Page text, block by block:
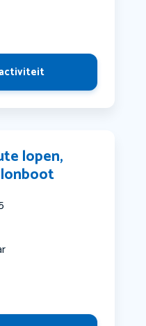
lopen,